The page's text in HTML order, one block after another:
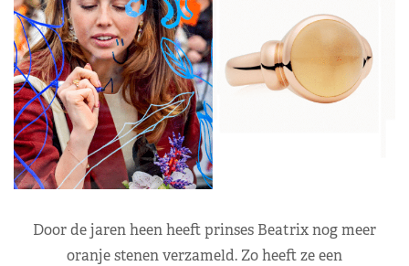
Door de jaren heen heeft prinses Beatrix nog meer
oranje stenen verzameld. Zo heeft ze een